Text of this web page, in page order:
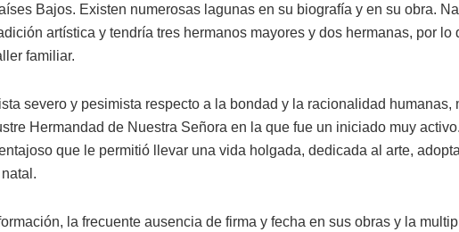
Bajos. Existen numerosas lagunas en su biografía y en su obra.
artística y tendría tres hermanos mayores y dos hermanas, por lo
familiar.
severo y pesimista respecto a la bondad y la racionalidad humanas,
Hermandad de Nuestra Señora en la que fue un iniciado muy
que le permitió llevar una vida holgada, dedicada al arte,
la frecuente ausencia de firma y fecha en sus obras y la